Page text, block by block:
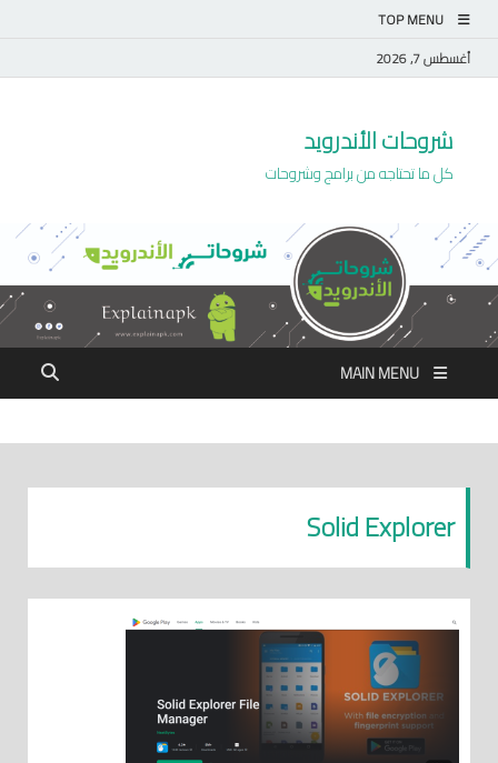
TOP MENU
أغسطس 7, 2026
شروحات الأندرويد
كل ما تحتاجه من برامج وشروحات
MAIN MENU
Solid Explorer